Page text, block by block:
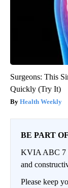
Surgeons: This
Quickly (Try It)
Health Weekly
BE PART
KVIA ABC 7
and
Please keep